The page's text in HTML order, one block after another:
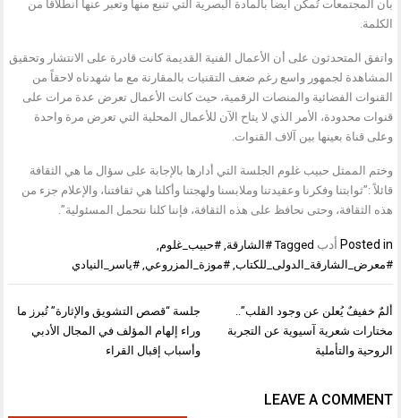
بأن المجتمعات تُمكن أيضاً بالمادة البصرية التي تنبع منها وتعبر عنها انطلاقاً من
الكلمة.
واتفق المتحدثون على أن الأعمال الفنية القديمة كانت قادرة على الانتشار وتحقيق
المشاهدة لجمهور واسع رغم ضعف التقنيات بالمقارنة مع ما شهدناه لاحقاً من
القنوات الفضائية والمنصات الرقمية، حيث كانت الأعمال تعرض عدة مرات على
قنوات محدودة، الأمر الذي لا يتاح الآن للأعمال المحلية التي تعرض مرة واحدة
وعلى قناة بعينها بين آلاف القنوات.
وختم الممثل حبيب غلوم الجلسة التي أدارها بالإجابة على سؤال ما هي الثقافة
قائلاً :”ثوابتنا وفكرنا وعقيدتنا وملابسنا ولهجتنا وأكلنا هي ثقافتنا، والإعلام جزء من
هذه الثقافة، وحتى نحافظ على هذه الثقافة، فإننا كلنا نتحمل المسئولية”.
Posted in أدب Tagged #الشارقة ,#حبيب_غلوم
#معرض_الشارقة_الدولى_للكتاب ,#موزة_المزروعي ,#ياسر_النيادي
تصفّح
المقالات
جلسة “قصص التشويق والإثارة” تُبرز ما
وراء إلهام المؤلف في المجال الأدبي
وأسباب إقبال القراء
ألمٌ خفيفٌ يُعلن عن وجود القلب”..
مختارات شعرية آسيوية عن التجربة
الروحية والتأملية
LEAVE A COMMENT